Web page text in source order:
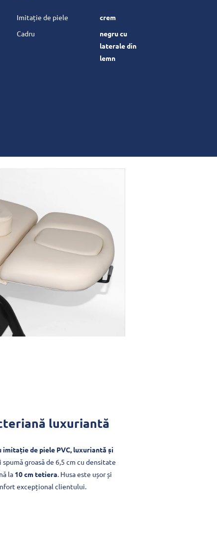
Imitație de piele
crem
Cadru
negru cu
laterale din
lemn
luxuriantă
imitație de piele PVC, luxuriantă și
spumă groasă de 6,5 cm cu densitate
la 10 cm tetiera. Husa este ușor și
excepțional clientului.